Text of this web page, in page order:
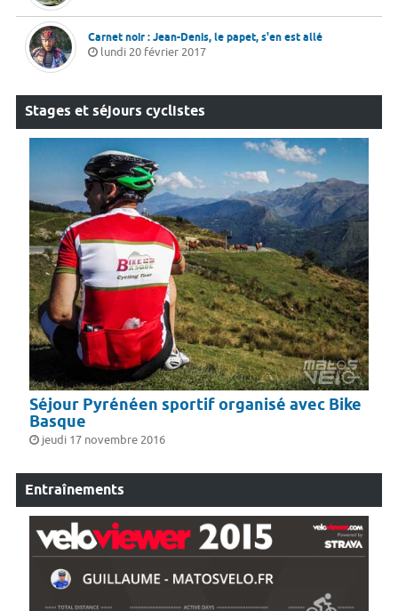
Carnet noir : Jean-Denis, le papet, s'en est allé
lundi 20 février 2017
Stages et séjours cyclistes
Séjour Pyrénéen sportif organisé avec Bike
Basque
jeudi 17 novembre 2016
Entraînements